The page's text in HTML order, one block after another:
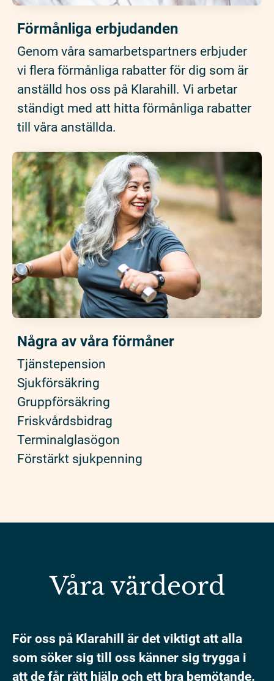
Förmånliga erbjudanden
Genom våra samarbetspartners erbjuder
vi flera förmånliga rabatter för dig som är
anställd hos oss på Klarahill. Vi arbetar
ständigt med att hitta förmånliga rabatter
till våra anställda.
Några av våra förmåner
Tjänstepension
Sjukförsäkring
Gruppförsäkring
Friskvårdsbidrag
Terminalglasögon
Förstärkt sjukpenning
Våra värdeord
För oss på Klarahill är det viktigt att alla
som söker sig till oss känner sig trygga i
att de får rätt hjälp och ett bra bemötande.